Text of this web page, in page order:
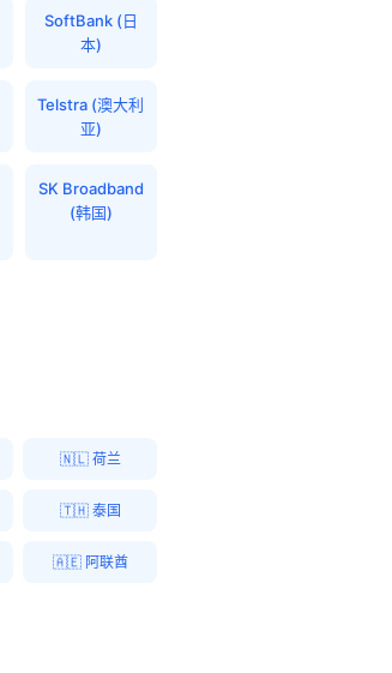
SoftBank (日
本)
Telstra (澳大利
亚)
SK Broadband
(韩国)
🇳🇱 荷兰
🇹🇭 泰国
🇦🇪 阿联酋